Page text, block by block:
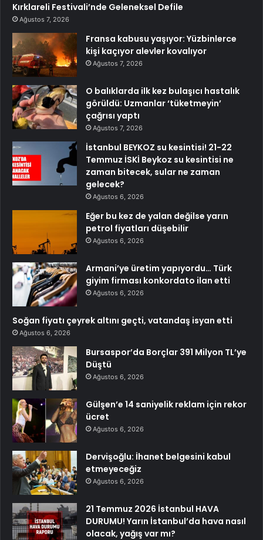
Kırklareli Festivali’nde Geleneksel Defile
Ağustos 7, 2026
Fransa kabusu yaşıyor: Yüzbinlerce
kişi kaçıyor alevler kovalıyor
Ağustos 7, 2026
O balıklarda ilk kez bulaşıcı hastalık
görüldü: Uzmanlar ‘tüketmeyin’
çağrısı yaptı
Ağustos 7, 2026
İstanbul BEYKOZ su kesintisi! 21-22
Temmuz İSKİ Beykoz su kesintisi ne
zaman bitecek, sular ne zaman
gelecek?
Ağustos 6, 2026
Eğer bu kez de yalan değilse yarın
petrol fiyatları düşebilir
Ağustos 6, 2026
Armani’ye üretim yapıyordu… Türk
giyim firması konkordato ilan etti
Ağustos 6, 2026
Soğan fiyatı çeyrek altını geçti, vatandaş isyan etti
Ağustos 6, 2026
Bursaspor’da Borçlar 391 Milyon TL’ye
Düştü
Ağustos 6, 2026
Gülşen’e 14 saniyelik reklam için rekor
ücret
Ağustos 6, 2026
Dervişoğlu: İhanet belgesini kabul
etmeyeceğiz
Ağustos 6, 2026
21 Temmuz 2026 İstanbul HAVA
DURUMU! Yarın İstanbul’da hava nasıl
olacak, yağış var mı?